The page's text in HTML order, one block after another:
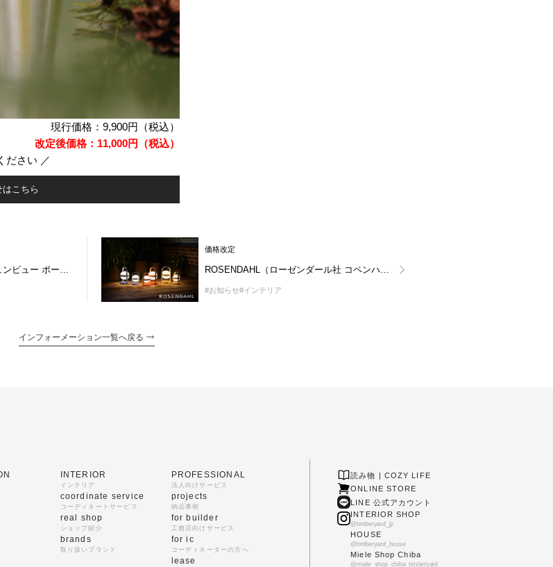
現行価格：9,900円（税込）
改定後価格：11,000円（税込）
ださい ／
こちら
価格改定
#お知らせ#インテリア
インフォーメーション一覧へ戻る
INTERIOR
インテリア
coordinate service
コーディネートサービス
real shop
ショップ紹介
brands
取り扱いブランド
PROFESSIONAL
法人向けサービス
projects
納品事例
for builder
工務店向けサービス
for ic
コーディネーターの方へ
lease
読み物 | COZY LIFE
ONLINE STORE
LINE 公式アカウント
INTERIOR SHOP
@timberyard_jp
HOUSE
@timberyard_house
Miele Shop Chiba
@miele_shop_chiba_timberyard